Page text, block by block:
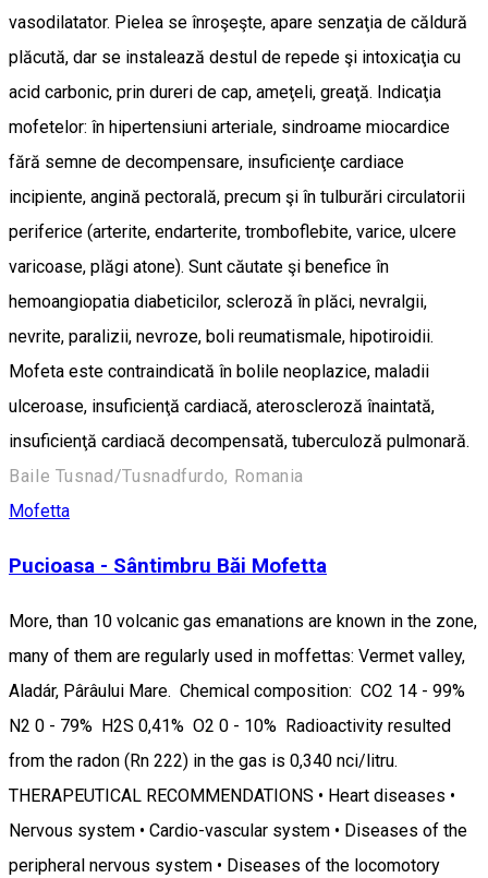
vasodilatator. Pielea se înroşeşte, apare senzaţia de căldură
plăcută, dar se instalează destul de repede şi intoxicaţia cu
acid carbonic, prin dureri de cap, ameţeli, greaţă. Indicaţia
mofetelor: în hipertensiuni arteriale, sindroame miocardice
fără semne de decompensare, insuficienţe cardiace
incipiente, angină pectorală, precum şi în tulburări circulatorii
periferice (arterite, endarterite, tromboflebite, varice, ulcere
varicoase, plăgi atone). Sunt căutate şi benefice în
hemoangiopatia diabeticilor, scleroză în plăci, nevralgii,
nevrite, paralizii, nevroze, boli reumatismale, hipotiroidii.
Mofeta este contraindicată în bolile neoplazice, maladii
ulceroase, insuficienţă cardiacă, ateroscleroză înaintată,
insuficienţă cardiacă decompensată, tuberculoză pulmonară.
Baile Tusnad/Tusnadfurdo, Romania
Mofetta
Pucioasa - Sântimbru Băi Mofetta
More, than 10 volcanic gas emanations are known in the zone,
many of them are regularly used in moffettas: Vermet valley,
Aladár, Pârâului Mare. Chemical composition: CO2 14 - 99%
N2 0 - 79% H2S 0,41% O2 0 - 10% Radioactivity resulted
from the radon (Rn 222) in the gas is 0,340 nci/litru.
THERAPEUTICAL RECOMMENDATIONS • Heart diseases •
Nervous system • Cardio-vascular system • Diseases of the
peripheral nervous system • Diseases of the locomotory